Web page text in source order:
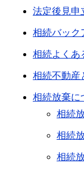
法定後見申
相続バック
相続よくあ
相続不動産
相続放棄に
相続
相続
相続